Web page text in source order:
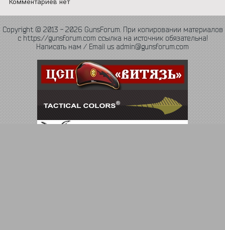
Copyright © 2013 - 2026 GunsForum. При копировании материалов
с https://gunsforum.com ссылка на источник обязательна!
Написать нам / Email us admin@gunsforum.com